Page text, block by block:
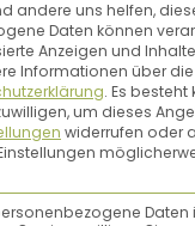
auch
andere uns helfen,
Daten können
Anzeigen und
Informationen über
. Es besteht
um dieses
widerrufen oder
Daten